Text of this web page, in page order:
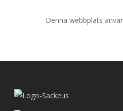
Denna webbplats